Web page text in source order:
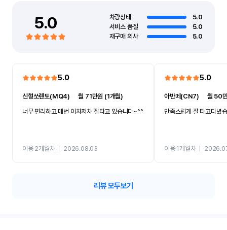
5.0 차량상태
5.0
서비스 품질
5.0
재구매 의사
5.0
5.0
신형쏘렌토(MQ4) ㅣ월 71만원 (1개월)
너무 편리하고 매번 이차저차 잘타고 있습니다~^^
이용 2개월차ㅣ 2026.08.03
5.0
아반떼(CN7)
월 50
만족스럽게 잘 타고다녔
이용 1개월차ㅣ
리뷰 모두보기